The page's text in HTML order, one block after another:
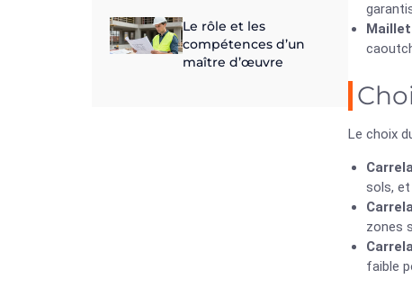
Le rôle et les
compétences d’un
maître d’œuvre
Le choix
sols,
zones
faible